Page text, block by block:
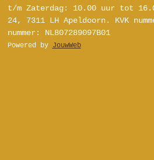
s
a
g
r
u
T
b
e
o
k
n
r
t/m Zaterdag: 10.00 uur tot
24, 7311 LH Apeldoorn.
KVK
nummer: NL807289097B01
Powered by JouwWeb